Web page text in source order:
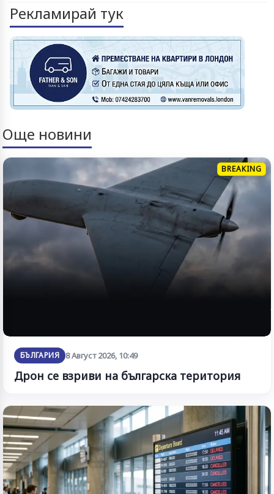
Рекламирай тук
Още новини
BREAKING
БЪЛГАРИЯ 8 Август 2026, 10:49
Дрон се взриви на българска територия